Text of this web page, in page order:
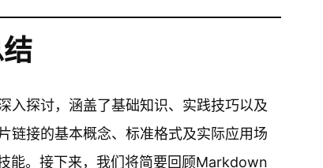
探讨，涵盖了基础知识、实践技巧以及
接的基本概念、标准格式及实际应用场
能。接下来，我们将简要回顾Markdown